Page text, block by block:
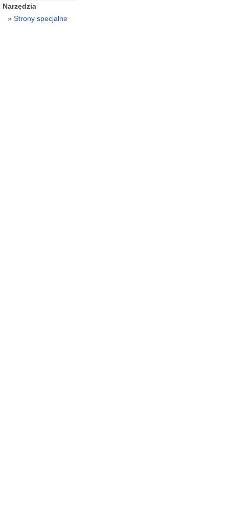
Narzędzia
Strony specjalne